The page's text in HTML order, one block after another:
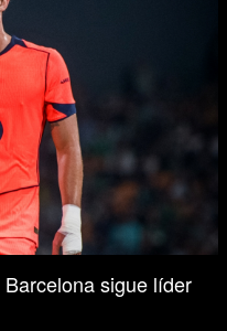
sigue líder